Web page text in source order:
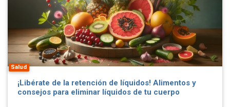
Salud
¡Libérate de la retención de líquidos! Alimentos y
consejos para eliminar líquidos de tu cuerpo